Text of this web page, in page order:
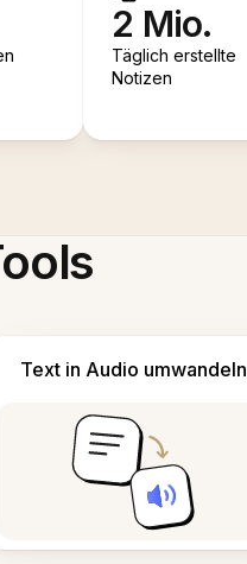
2 Mio.
Täglich erstellte
Notizen
Text in Audio umwandeln